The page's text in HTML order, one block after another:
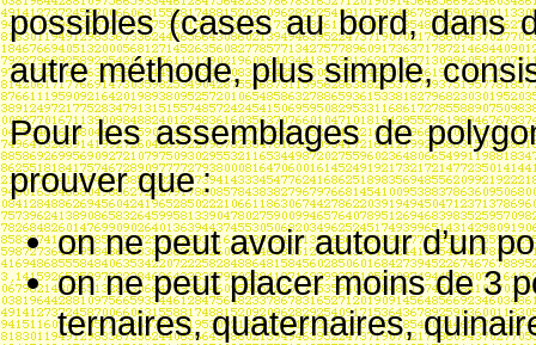
possibles (cases au bord, dans
autre méthode, plus simple,
Pour les assemblages de
prouver que :
on ne peut avoir autour d’un
on ne peut placer moins de 3
ternaires, quaternaires,